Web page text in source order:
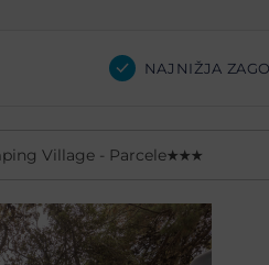
NAJNIŽJA
Village - Parcele★★★